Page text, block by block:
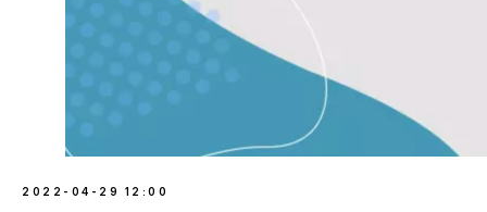
2022-04-29 12:00